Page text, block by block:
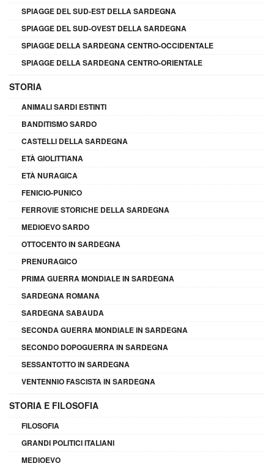
SPIAGGE DEL SUD-EST DELLA SARDEGNA
SPIAGGE DEL SUD-OVEST DELLA SARDEGNA
SPIAGGE DELLA SARDEGNA CENTRO-OCCIDENTALE
SPIAGGE DELLA SARDEGNA CENTRO-ORIENTALE
STORIA
ANIMALI SARDI ESTINTI
BANDITISMO SARDO
CASTELLI DELLA SARDEGNA
ETÀ GIOLITTIANA
ETÀ NURAGICA
FENICIO-PUNICO
FERROVIE STORICHE DELLA SARDEGNA
MEDIOEVO SARDO
OTTOCENTO IN SARDEGNA
PRENURAGICO
PRIMA GUERRA MONDIALE IN SARDEGNA
SARDEGNA ROMANA
SARDEGNA SABAUDA
SECONDA GUERRA MONDIALE IN SARDEGNA
SECONDO DOPOGUERRA IN SARDEGNA
SESSANTOTTO IN SARDEGNA
VENTENNIO FASCISTA IN SARDEGNA
STORIA E FILOSOFIA
FILOSOFIA
GRANDI POLITICI ITALIANI
MEDIOEVO